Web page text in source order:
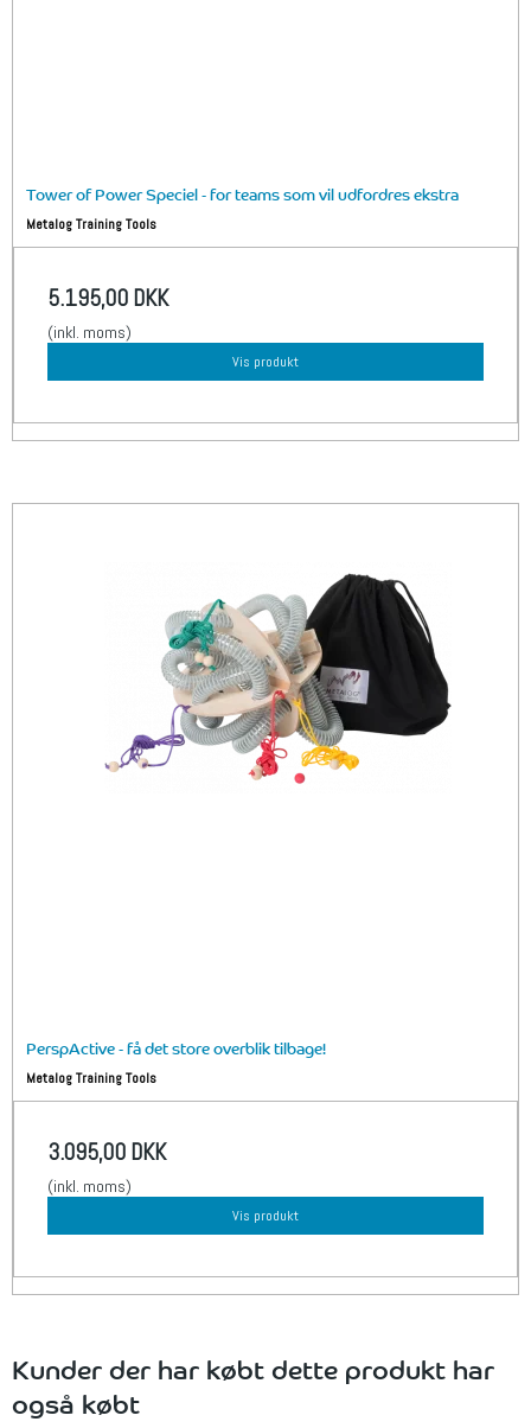
Tower of Power Speciel - for teams som vil udfordres ekstra
Metalog Training Tools
5.195,00 DKK
(inkl. moms)
Vis produkt
PerspActive - få det store overblik tilbage!
Metalog Training Tools
3.095,00 DKK
(inkl. moms)
Vis produkt
Kunder der har købt dette produkt har
også købt